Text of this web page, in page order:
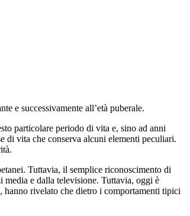
e successivamente all’età puberale.
particolare periodo di vita e, sino ad anni
di vita che conserva alcuni elementi peculiari.
Tuttavia, il semplice riconoscimento di
media e dalla televisione. Tuttavia, oggi è
hanno rivelato che dietro i comportamenti tipici